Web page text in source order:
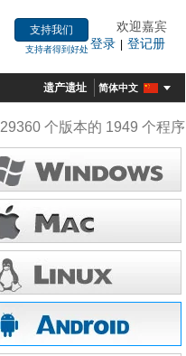
支持我们
支持者得到好处
欢迎嘉宾
登录 | 登记册
遗产遗址 简体中文
29360 个版本的 1949 个程序